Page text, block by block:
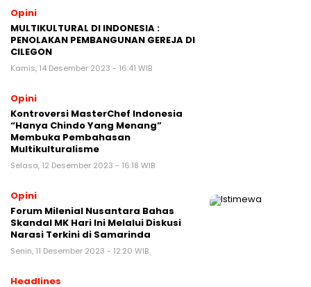
Opini
MULTIKULTURAL DI INDONESIA :
PENOLAKAN PEMBANGUNAN GEREJA DI
CILEGON
Kamis, 14 Desember 2023 - 16:41 WIB
Opini
Kontroversi MasterChef Indonesia
“Hanya Chindo Yang Menang”
Membuka Pembahasan
Multikulturalisme
Selasa, 12 Desember 2023 - 16:18 WIB
Opini
Forum Milenial Nusantara Bahas
Skandal MK Hari Ini Melalui Diskusi
Narasi Terkini di Samarinda
Senin, 11 Desember 2023 - 12:20 WIB
Headlines